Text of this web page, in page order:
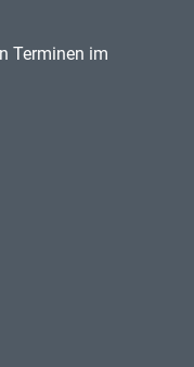
Terminen im